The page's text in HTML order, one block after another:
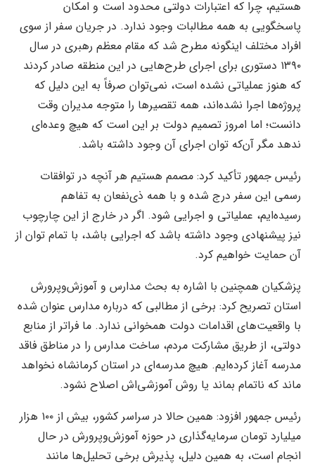
هستیم، چرا که اعتبارات دولتی محدود است و امکان
پاسخگویی به همه مطالبات وجود ندارد. در جریان سفر از سوی
افراد مختلف اینگونه مطرح شد که مقام معظم رهبری در سال
۱۳۹۰ دستوری برای اجرای طرح‌هایی در این منطقه صادر کردند
که هنوز عملیاتی نشده است، نمی‌توان صرفاً به این دلیل که
پروژه‌ها اجرا نشده‌اند، همه تقصیرها را متوجه مدیران وقت
دانست؛ اما امروز تصمیم دولت بر این است که هیچ وعده‌ای
ندهد مگر آن‌که توان اجرای آن وجود داشته باشد.
رئیس جمهور تأکید کرد: مصمم هستیم هر آنچه در توافقات
رسمی این سفر درج شده و با همه ذی‌نفعان به تفاهم
رسیده‌ایم، عملیاتی و اجرایی شود. اگر در خارج از این چارچوب
نیز پیشنهادی وجود داشته باشد که اجرایی باشد، با تمام توان از
آن حمایت خواهیم کرد.
پزشکیان همچنین با اشاره به بحث مدارس و آموزش‌وپرورش
استان تصریح کرد: برخی از مطالبی که درباره مدارس عنوان شده
با واقعیت‌های اقدامات دولت همخوانی ندارد. ما فراتر از منابع
دولتی، از طریق مشارکت مردم، ساخت مدارس را در مناطق فاقد
مدرسه آغاز کرده‌ایم. هیچ مدرسه‌ای در استان کرمانشاه نخواهد
ماند که ناتمام بماند یا روش آموزشی‌اش اصلاح نشود.
رئیس جمهور افزود: همین حالا در سراسر کشور، بیش از ۱۰۰ هزار
میلیارد تومان سرمایه‌گذاری در حوزه آموزش‌وپرورش در حال
انجام است، به همین دلیل، پذیرش برخی تحلیل‌ها مانند